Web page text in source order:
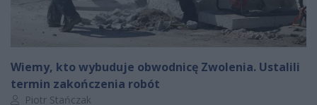
Wiemy, kto wybuduje obwodnicę Zwolenia. Ustalili
termin zakończenia robót
Autor artykułu:
Piotr Stańczak